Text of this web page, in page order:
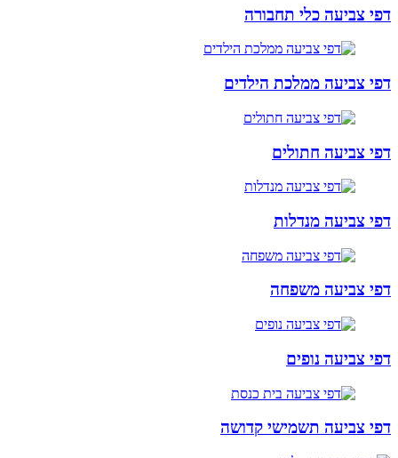
דפי צביעה כלי תחבורה
דפי צביעה ממלכת הילדים
דפי צביעה חתולים
דפי צביעה מנדלות
דפי צביעה משפחה
דפי צביעה נופים
דפי צביעה תשמישי קדושה